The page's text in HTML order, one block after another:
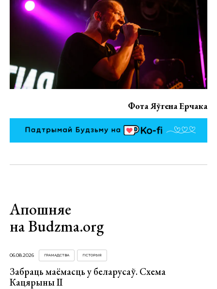
Фота Яўгена Ерчака
Апошняе
на Budzma.org
06.08.2026 ГРАМАДСТВА ГІСТОРЫЯ
Забраць маёмасць у беларусаў. Схема
Кацярыны ІІ